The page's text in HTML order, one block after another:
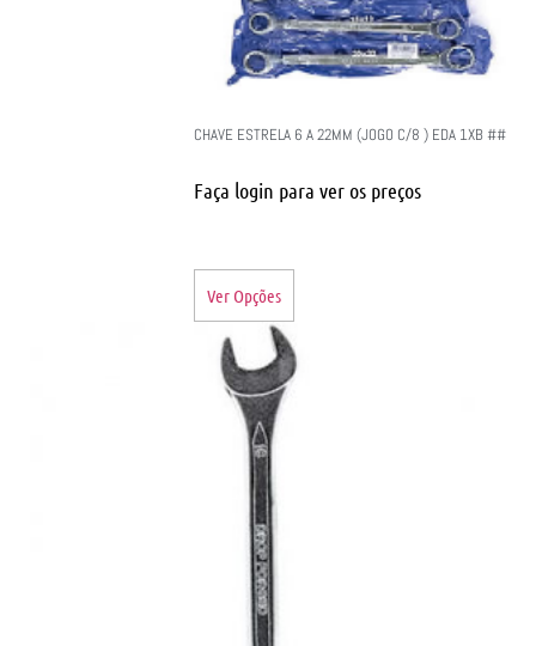
CHAVE ESTRELA 6 A 22MM (JOGO C/8 ) EDA 1XB ##
Faça login para ver os preços
Ver Opções